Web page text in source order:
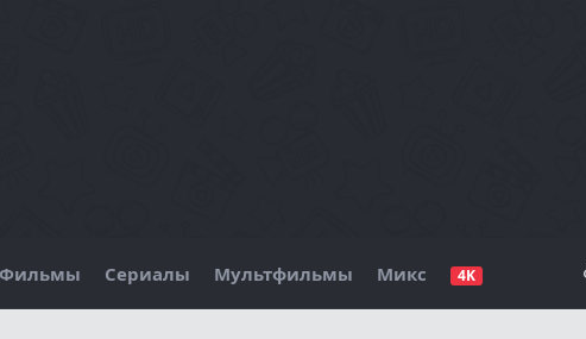
Фильмы Сериалы Мультфильмы Микс 4K